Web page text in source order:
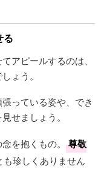
る
アピールするのは、
ょう。
っている姿や、でき
せましょう。
を抱くもの。
尊敬
も珍しくありません